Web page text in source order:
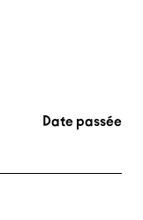
Date passée